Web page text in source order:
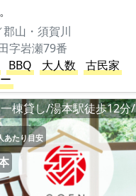
山・須賀川
字岩瀬79番
BBQ 大人数
古民家
棟貸し/湯本駅徒歩12分/
あたり目安